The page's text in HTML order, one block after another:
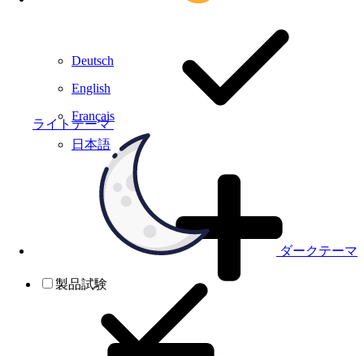
ライトテーマ
ダークテーマ
Deutsch
English
Français
日本語
製品試験